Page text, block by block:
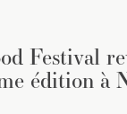
Festival
édition à